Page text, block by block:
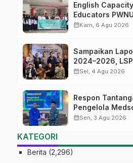
English
Educators
Batch#4;
calendar_monthKam, 6 Agu 2026
Sampaikan
2024–2026,
Jateng
calendar_monthSel, 4 Agu 2026
Respon
Pengelola
Pekalongan
calendar_monthSen, 3 Agu 2026
KATEGORI
Berita (2,296)